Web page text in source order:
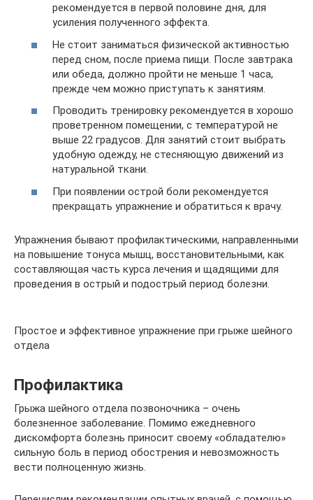
рекомендуется в первой половине дня, для
усиления полученного эффекта.
Не стоит заниматься физической активностью
перед сном, после приема пищи. После завтрака
или обеда, должно пройти не меньше 1 часа,
прежде чем можно приступать к занятиям.
Проводить тренировку рекомендуется в хорошо
проветренном помещении, с температурой не
выше 22 градусов. Для занятий стоит выбрать
удобную одежду, не стесняющую движений из
натуральной ткани.
При появлении острой боли рекомендуется
прекращать упражнение и обратиться к врачу.
Упражнения бывают профилактическими, направленными
на повышение тонуса мышц, восстановительными, как
составляющая часть курса лечения и щадящими для
проведения в острый и подострый период болезни.
Простое и эффективное упражнение при грыже шейного
отдела
Профилактика
Грыжа шейного отдела позвоночника – очень
болезненное заболевание. Помимо ежедневного
дискомфорта болезнь приносит своему «обладателю»
сильную боль в период обострения и невозможность
вести полноценную жизнь.